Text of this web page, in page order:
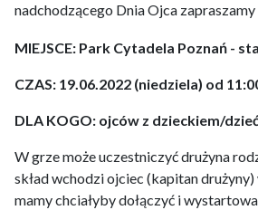
nadchodzącego Dnia Ojca
MIEJSCE: Park Cytadela Poznań -
CZAS: 19.06.2022 (niedziela) od
DLA KOGO: ojców z dzieckiem/
W grze może uczestniczyć drużyna
skład wchodzi ojciec (kapitan
mamy chciałyby dołączyć i